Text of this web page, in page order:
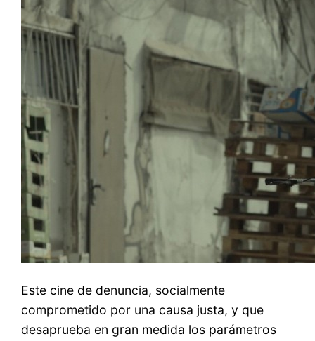
Este cine de denuncia, socialmente
comprometido por una causa justa, y que
desaprueba en gran medida los parámetros